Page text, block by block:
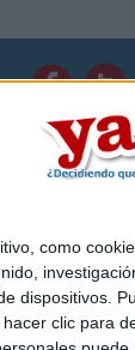
como
dispositivos.
clic
Quiénes somos|
privacidad|
- Diego de